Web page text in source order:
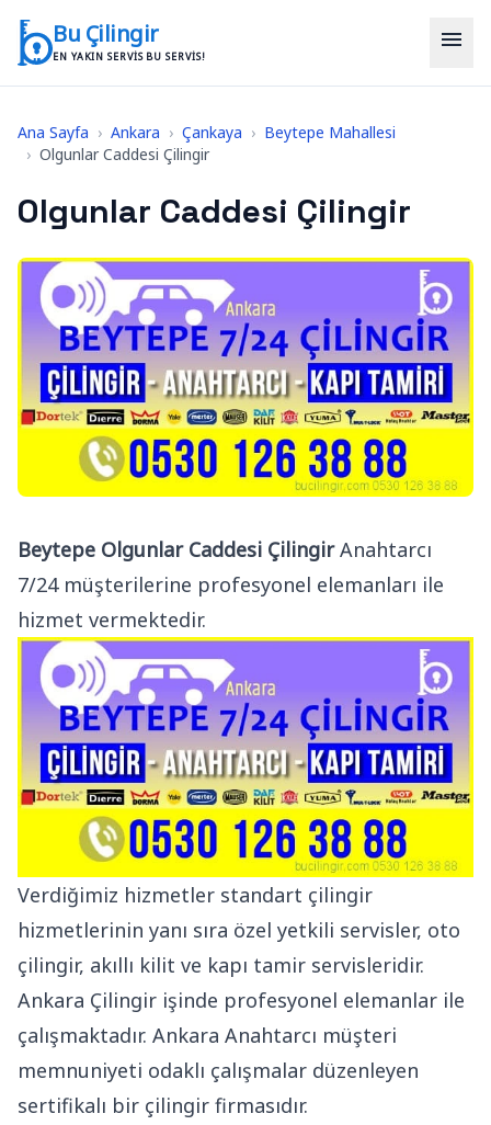
Bu Çilingir
EN YAKIN SERVIS BU SERVIS!
menu
Ana Sayfa › Ankara › Çankaya › Beytepe Mahallesi
› Olgunlar Caddesi Çilingir
Olgunlar Caddesi Çilingir
Beytepe Olgunlar Caddesi ÇilingirAnahtarcı
7/24 müşterilerine profesyonel elemanları ile
hizmet vermektedir.
Verdiğimiz hizmetler standart çilingir
hizmetlerinin yanı sıra özel yetkili servisler, oto
çilingir, akıllı kilit ve kapı tamir servisleridir.
Ankara Çilingir işinde profesyonel elemanlar ile
çalışmaktadır. Ankara Anahtarcı müşteri
memnuniyeti odaklı çalışmalar düzenleyen
sertifikalı bir çilingir firmasıdır.